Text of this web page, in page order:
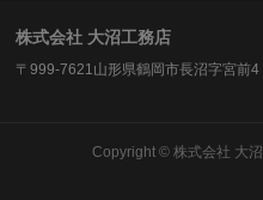
株式会社 大沼工務店
〒999-7621山形県鶴岡市長沼字宮前4
Copyright ©株式会社 大